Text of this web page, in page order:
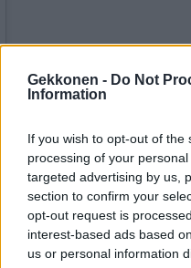
Gekkonen - Do Not
Information
If you wish to opt-out of
processing of your
targeted advertising by us,
section to confirm your
opt-out request is
interest-based ads based
us or personal information
KOMMENTTIA
Peppi
1 vuosi sitten
Mä olen jo vuosia sanonut,